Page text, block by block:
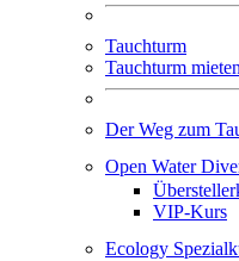
Tauchturm
Tauchturm mieten
Der Weg zum
Open Water
VIP-Kurs
Ecology